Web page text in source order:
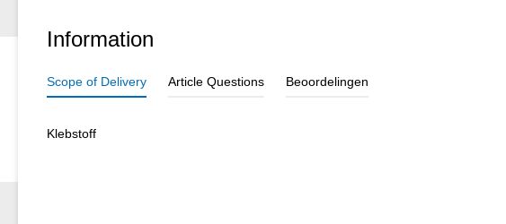
Information
Scope of Delivery Article Questions Beoordelingen
Klebstoff